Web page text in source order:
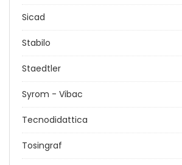
Sicad
Stabilo
Staedtler
Syrom - Vibac
Tecnodidattica
Tosingraf